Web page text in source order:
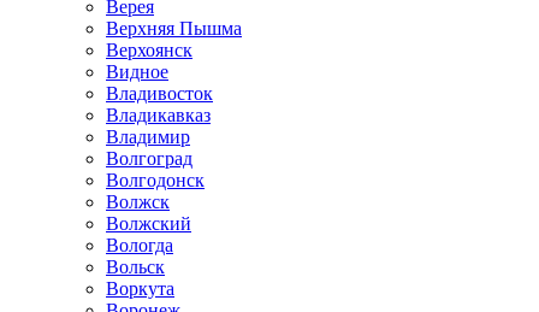
Верея
Верхняя Пышма
Верхоянск
Видное
Владивосток
Владикавказ
Владимир
Волгоград
Волгодонск
Волжск
Волжский
Вологда
Вольск
Воркута